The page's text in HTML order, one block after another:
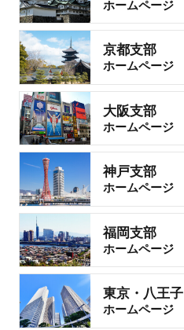
ホームページ
京都支部
ホームページ
大阪支部
ホームページ
神戸支部
ホームページ
福岡支部
ホームページ
東京・八王子
ホームページ